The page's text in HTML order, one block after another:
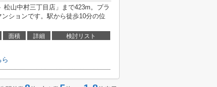
山中村三丁目店」まで423m。プラ
ションです。駅から徒歩10分の位
面積 詳細 検討リスト